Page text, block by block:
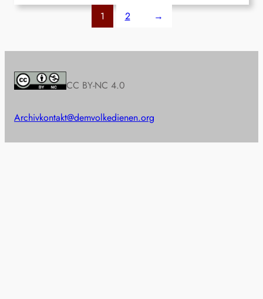
1 2 →
CC BY-NC 4.0
Archivkontakt@demvolkedienen.org